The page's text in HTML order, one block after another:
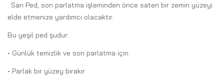
. Sarı Ped, son parlatma işleminden önce saten bir zemin yüzeyi
elde etmenize yardımcı olacaktır.
Bu yeşil ped şudur:
• Günlük temizlik ve son parlatma için
• Parlak bir yüzey bırakır